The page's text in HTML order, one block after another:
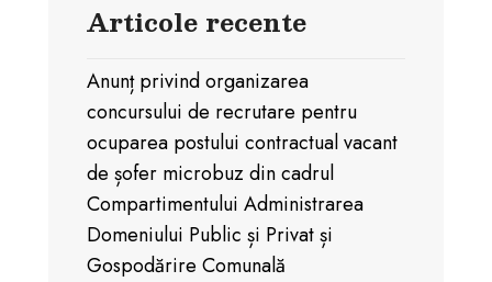
Articole recente
Anunț privind organizarea
concursului de recrutare pentru
ocuparea postului contractual vacant
de șofer microbuz din cadrul
Compartimentului Administrarea
Domeniului Public și Privat și
Gospodărire Comunală